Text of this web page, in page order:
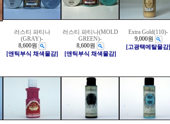
러스티 파티나
(GRAY)-
8,600원
[앤틱부식 채색물감]
러스티 파티나(MOLD
GREEN)-
8,600원
[앤틱부식 채색물감]
Extra Gold(110)-
9,000원
[고광택메탈물감]